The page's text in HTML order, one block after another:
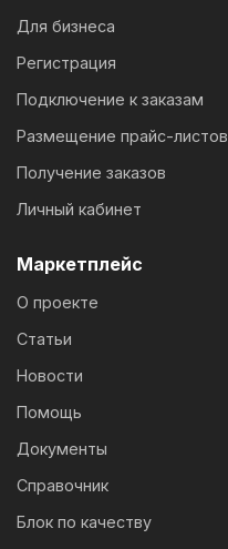
Для бизнеса
Регистрация
Подключение к заказам
Размещение прайс-листов
Получение заказов
Личный кабинет
Маркетплейс
О проекте
Статьи
Новости
Помощь
Документы
Справочник
Блок по качеству